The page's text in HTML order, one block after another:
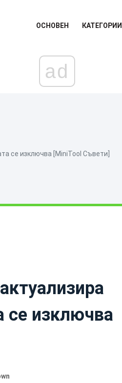
ОСНОВЕН КАТЕГОРИИ
ad
се изключва [MiniTool Съвети]
се изключва